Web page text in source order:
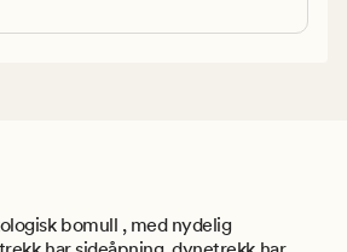
bomull , med nydelig